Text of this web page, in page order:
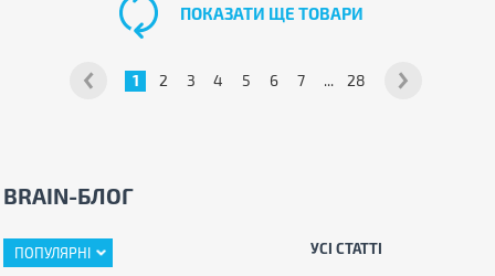
1 2 3 4 5 6 7 ... 28
ПОКАЗАТИ ЩЕ ТОВАРИ
BRAIN-БЛОГ
ПОПУЛЯРНІ УСІ СТАТТІ